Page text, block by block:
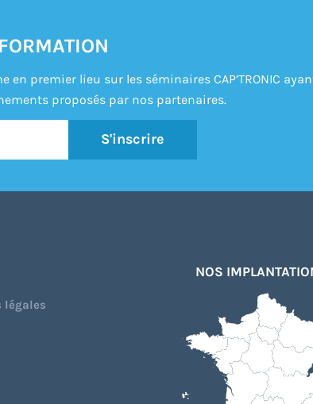
en premier lieu sur les séminaires CAP’TRONIC
proposés par nos partenaires.
S'inscrire
légales
NOS